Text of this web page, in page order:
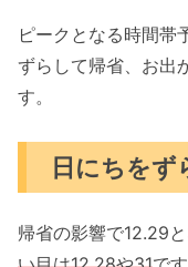
ピークとなる時間帯
ずらして帰省、お出
す。
日にちをず
帰省の影響で12.29